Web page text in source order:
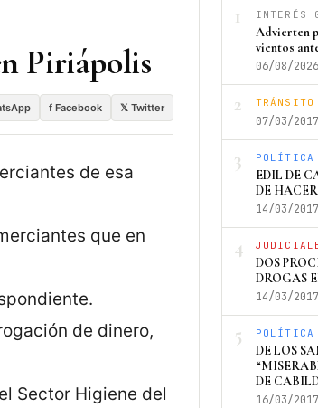
Piriápolis
f Facebook 𝕏 Twitter
de esa
que en
de dinero,
Sector Higiene del
1 INTERÉS
Advierten
vientos
06/08/2026
2 TRÁNSITO
07/03/2017
3 POLÍTICA
EDIL DE
DE
14/03/2017
4
DOS
DROGAS
14/03/2017
5 POLÍTICA
DE LOS
DE
16/03/2017